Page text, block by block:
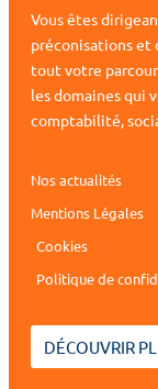
Vous êtes
préconisations et
tout votre
les domaines qui
comptabilité,
Nos actualités
Mentions Légales
Cookies
Politique de
DÉCOUVRIR